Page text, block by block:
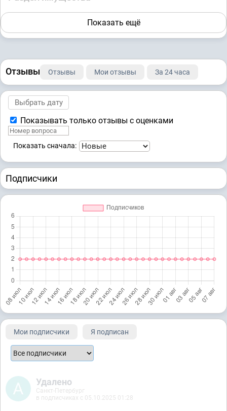
2-2521/2021 ~ М-1872/2021 2-4914/2017 ~ М-4070/2017
Нематериальные блага
2-2971/2021 ~ М-2428/2021
Земельные вопросы
2-2944/2018 ~ М-2178/2018
Показать ещё
Отзывы Отзывы Мои отзывы За 24 часа
Показывать только отзывы с оценками
Показать сначала:
Подписчики
Мои подписчики Я подписан
Удалено
Санкт-Петербург
в подписчиках с 05.10.2025 01:28